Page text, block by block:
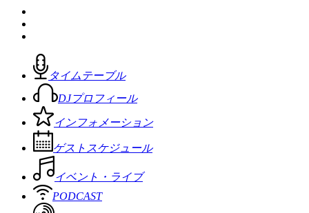
タイムテーブル
DJプロフィール
インフォメーション
ゲストスケジュール
イベント・ライブ
PODCAST